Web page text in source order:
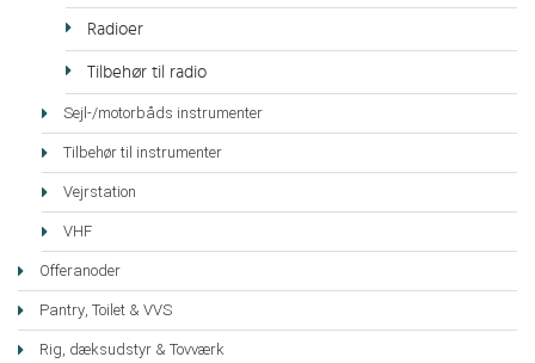
Radioer
Tilbehør til radio
Sejl-/motorbåds instrumenter
Tilbehør til instrumenter
Vejrstation
VHF
Offeranoder
Pantry, Toilet & VVS
Rig, dæksudstyr & Tovværk